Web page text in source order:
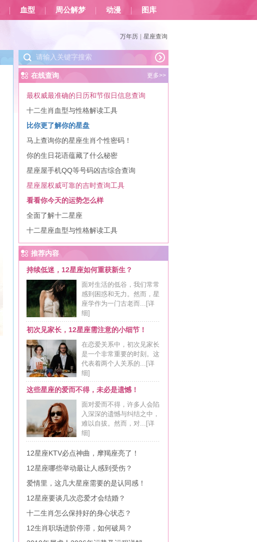
血型 周公解梦 动漫 图库
万年历 星座查询
更多>>
在线查询
最权威最准确的日历和节假日信息查询
十二生肖血型与性格解读工具
比你更了解你的星盘
马上查询你的星座生肖个性密码！
你的生日花语蕴藏了什么秘密
星座屋手机QQ等号码凶吉综合查询
星座屋权威可靠的吉时查询工具
看看你今天的运势怎么样
全面了解十二星座
十二星座血型与性格解读工具
推荐内容
持续低迷，12星座如何重获新生？
面对生活的低谷，我们常常
感到困惑和无力。然而，星
座学作为一门古老而... [详
细]
初次见家长，12星座需注意的小细节！
在恋爱关系中，初次见家长
是一个非常重要的时刻。这
代表着两个人关系的... [详
细]
这些星座的爱而不得，未必是遗憾！
面对爱而不得，许多人会陷
入深深的遗憾与纠结之中，
难以自拔。然而，对... [详
细]
12星座KTV必点神曲，摩羯座亮了！
12星座哪些举动最让人感到受伤？
爱情里，这几大星座需要的是认同感！
12星座要谈几次恋爱才会结婚？
十二生肖怎么保持好的身心状态？
12生肖职场进阶停滞，如何破局？